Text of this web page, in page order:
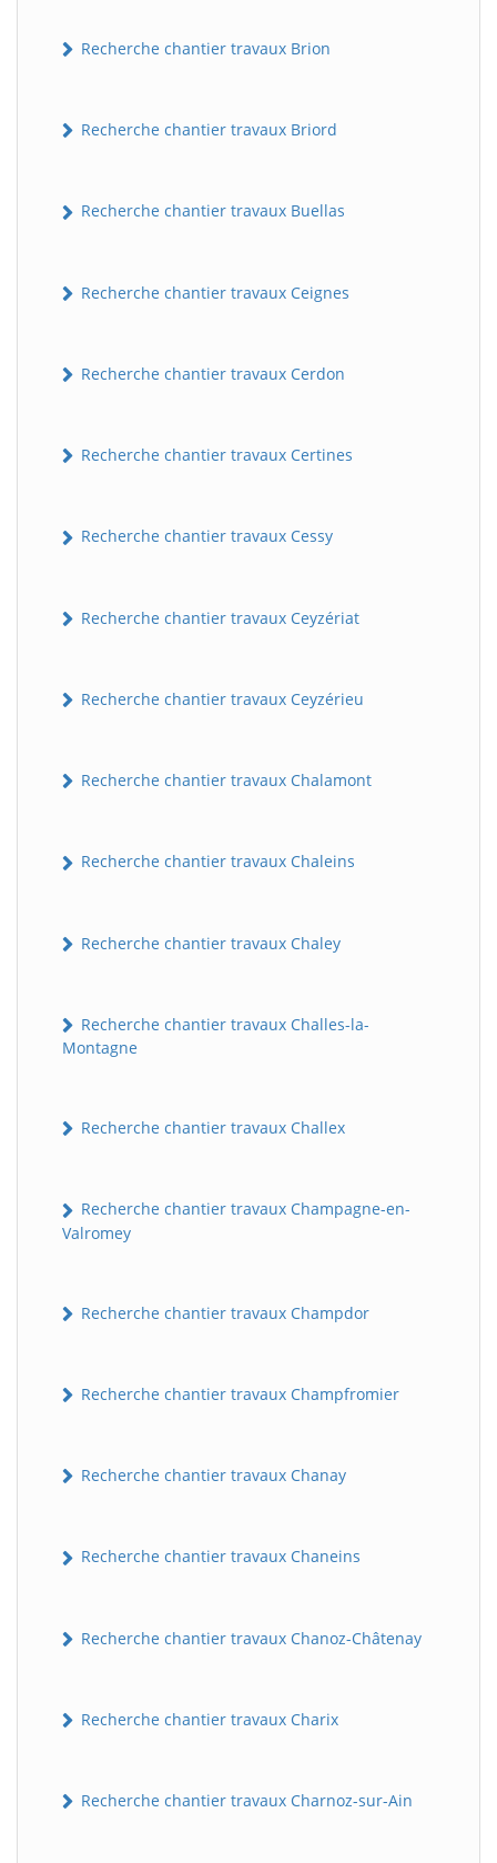
Recherche chantier travaux Brion
Recherche chantier travaux Briord
Recherche chantier travaux Buellas
Recherche chantier travaux Ceignes
Recherche chantier travaux Cerdon
Recherche chantier travaux Certines
Recherche chantier travaux Cessy
Recherche chantier travaux Ceyzériat
Recherche chantier travaux Ceyzérieu
Recherche chantier travaux Chalamont
Recherche chantier travaux Chaleins
Recherche chantier travaux Chaley
Recherche chantier travaux Challes-la-
Montagne
Recherche chantier travaux Challex
Recherche chantier travaux Champagne-en-
Valromey
Recherche chantier travaux Champdor
Recherche chantier travaux Champfromier
Recherche chantier travaux Chanay
Recherche chantier travaux Chaneins
Recherche chantier travaux Chanoz-Châtenay
Recherche chantier travaux Charix
Recherche chantier travaux Charnoz-sur-Ain